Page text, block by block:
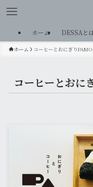
ホーム DESSAと
ホーム コーヒーとおにぎり
コーヒーとおに